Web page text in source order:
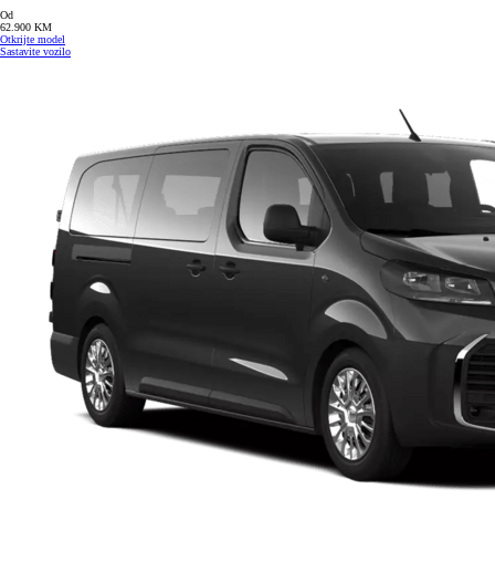
Od
62.900 KM
Otkrijte model
Sastavite vozilo